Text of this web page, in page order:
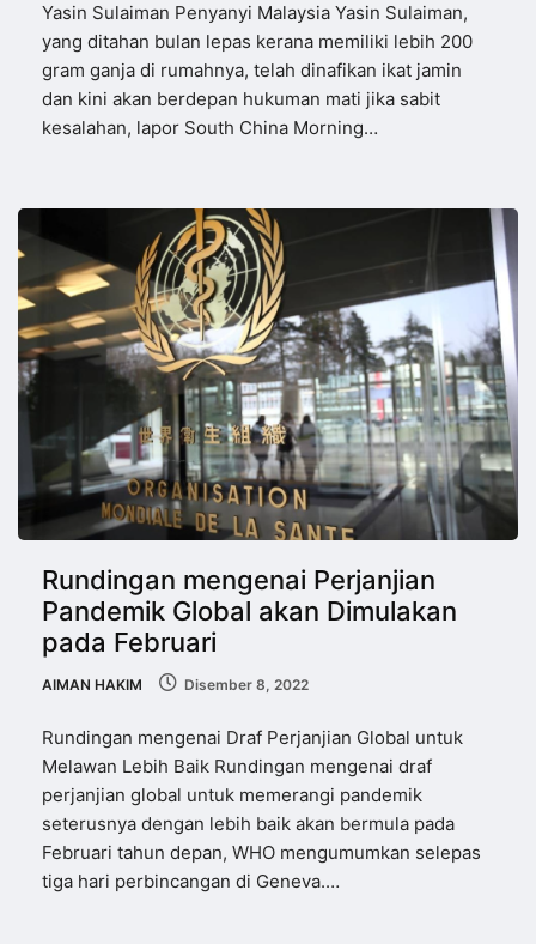
Yasin Sulaiman Penyanyi Malaysia Yasin Sulaiman,
yang ditahan bulan lepas kerana memiliki lebih 200
gram ganja di rumahnya, telah dinafikan ikat jamin
dan kini akan berdepan hukuman mati jika sabit
kesalahan, lapor South China Morning…
Rundingan mengenai Perjanjian
Pandemik Global akan Dimulakan
pada Februari
AIMAN HAKIM Disember 8, 2022
Rundingan mengenai Draf Perjanjian Global untuk
Melawan Lebih Baik Rundingan mengenai draf
perjanjian global untuk memerangi pandemik
seterusnya dengan lebih baik akan bermula pada
Februari tahun depan, WHO mengumumkan selepas
tiga hari perbincangan di Geneva.…